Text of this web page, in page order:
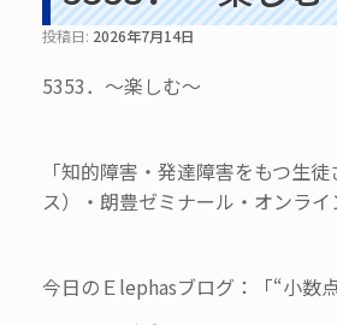
投稿日: 2026年7月14日
5353．～楽しむ〜
「知的障害・発達障害をもつ生
ス）・朗豊ゼミナール・オンラ
今日のＥlephasブログ：「“小数